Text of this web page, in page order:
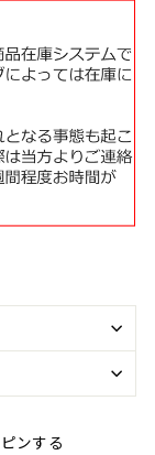
ピンする